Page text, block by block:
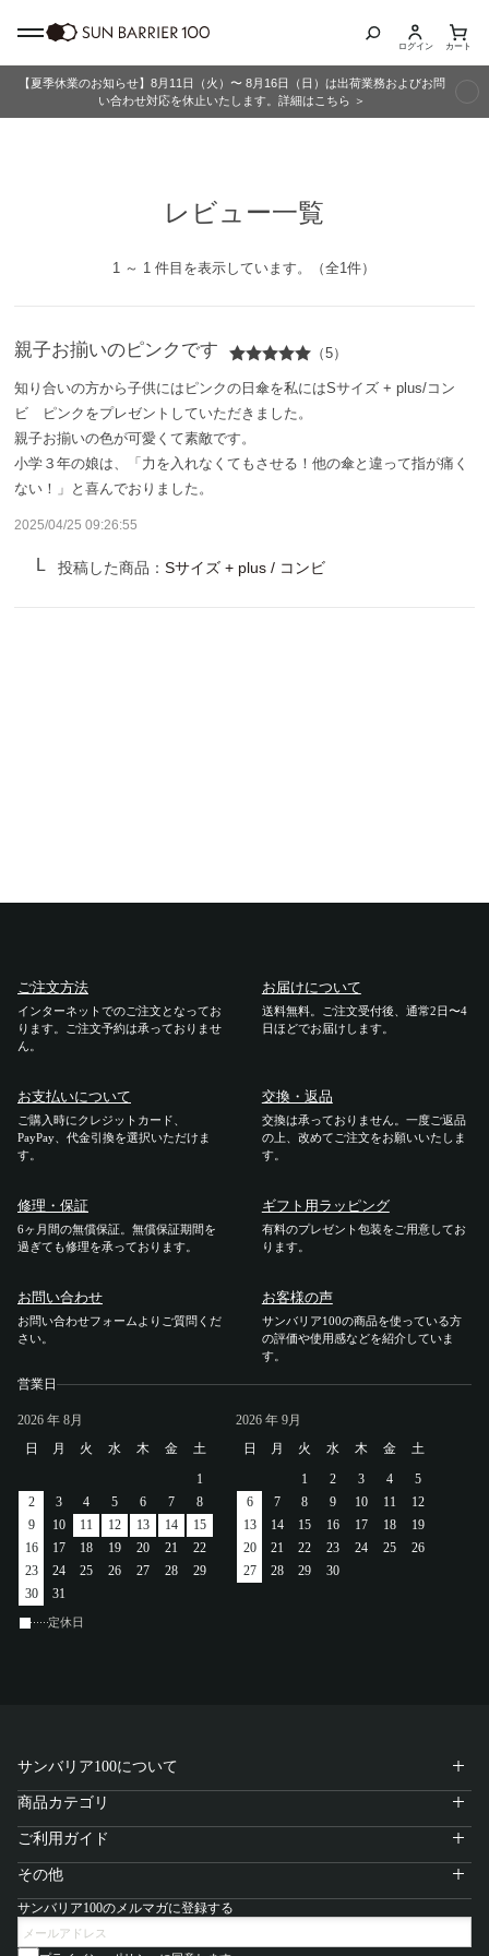
商品カテゴリ
メンズ
キッズ
サンバリア100について
サンバリア100について
商品の違い
ご利用ガイド
お届けについて
交換・返品
修理 ・保証
よくあるご質問・お問い合わせ
ログイン / 新規登録
ログイン カート
【夏季休業のお知らせ】8月11日（火）〜 8月16日（日）は出荷業務およびお問
い合わせ対応を休止いたします。詳細はこちら ＞
レビュー一覧
1 ～ 1 件目を表示しています。（全1件）
親子お揃いのピンクです （5）
知り合いの方から子供にはピンクの日傘を私にはSサイズ + plus/コン
ビ ピンクをプレゼントしていただきました。
親子お揃いの色が可愛くて素敵です。
小学３年の娘は、「力を入れなくてもさせる！他の傘と違って指が痛く
ない！」と喜んでおりました。
2025/04/25 09:26:55
投稿した商品：Sサイズ + plus / コンビ
ご注文方法
インターネットでのご注文となってお
ります。ご注文予約は承っておりませ
ん。
お届けについて
送料無料。ご注文受付後、通常2日〜4
日ほどでお届けします。
お支払いについて
ご購入時にクレジットカード、
PayPay、代金引換を選択いただけま
す。
交換・返品
交換は承っておりません。一度ご返品
の上、改めてご注文をお願いいたしま
す。
修理・保証
6ヶ月間の無償保証。無償保証期間を
過ぎても修理を承っております。
ギフト用ラッピング
有料のプレゼント包装をご用意してお
ります。
お問い合わせ
お問い合わせフォームよりご質問くだ
さい。
お客様の声
サンバリア100の商品を使っている方
の評価や使用感などを紹介していま
す。
営業日
2026 年 8月
日
月 火 水 木 金
土
1
2
3 4 5 6 7
8
9
10 11 12 13 14
15
16
17 18 19 20 21
22
23
24 25 26 27 28
29
30
31
2026 年 9月
日
月 火 水 木 金
土
1
2 3 4
5
6
7 8 9 10 11
12
13
14 15 16 17 18
19
20
21 22 23 24 25
26
27
28 29 30
定休日
サンバリア100について
商品カテゴリ
ご利用ガイド
その他
サンバリア100のメルマガに登録する